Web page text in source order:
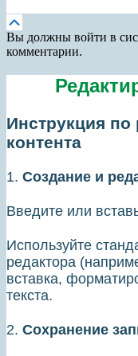
вверх
Вы должны войти в
комментарии.
Инструкция
контента
1. Создание и
Введите или
Используйте
редактора
вставка,
текста.
2. Сохранение